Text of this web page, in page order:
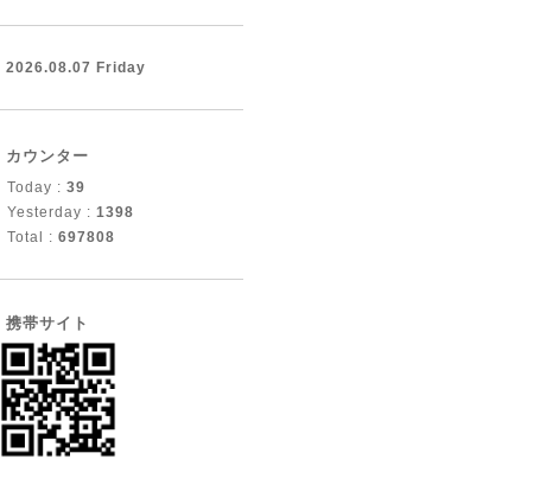
2026.08.07 Friday
カウンター
Today : 39
Yesterday : 1398
Total : 697808
携帯サイト